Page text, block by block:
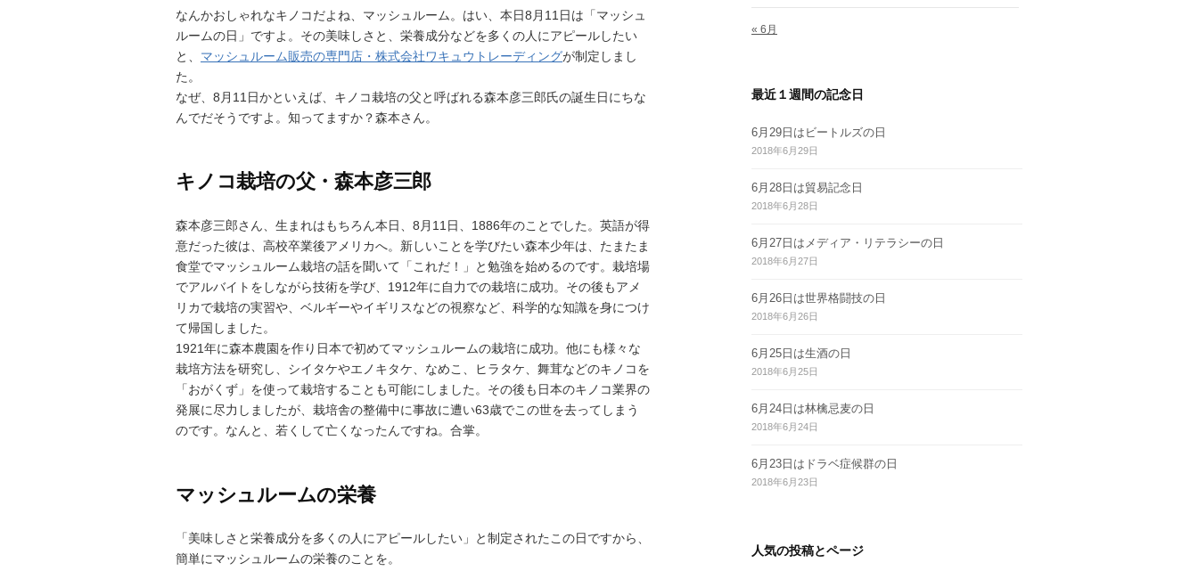
なんかおしゃれなキノコだよね、マッシュルーム。はい、本日8月11日は「マッシュ
ルームの日」ですよ。その美味しさと、栄養成分などを多くの人にアピールしたい
と、 マッシュルーム販売の専門店・株式会社ワキュウトレーディングが制定しまし
た。
なぜ、8月11日かといえば、キノコ栽培の父と呼ばれる森本彦三郎氏の誕生日にちな
んでだそうですよ。知ってますか？森本さん。
キノコ栽培の父・森本彦三郎
森本彦三郎さん、生まれはもちろん本日、8月11日、1886年のことでした。英語が得
意だった彼は、高校卒業後アメリカへ。新しいことを学びたい森本少年は、たまたま
食堂でマッシュルーム栽培の話を聞いて「これだ！」と勉強を始めるのです。栽培場
でアルバイトをしながら技術を学び、1912年に自力での栽培に成功。その後もアメ
リカで栽培の実習や、ベルギーやイギリスなどの視察など、科学的な知識を身につけ
て帰国しました。
1921年に森本農園を作り日本で初めてマッシュルームの栽培に成功。他にも様々な
栽培方法を研究し、シイタケやエノキタケ、なめこ、ヒラタケ、舞茸などのキノコを
「おがくず」を使って栽培することも可能にしました。その後も日本のキノコ業界の
発展に尽力しましたが、栽培舎の整備中に事故に遭い63歳でこの世を去ってしまう
のです。なんと、若くして亡くなったんですね。合掌。
マッシュルームの栄養
「美味しさと栄養成分を多くの人にアピールしたい」と制定されたこの日ですから、
簡単にマッシュルームの栄養のことを。
« 6月
最近１週間の記念日
6月29日はビートルズの日
2018年6月29日
6月28日は貿易記念日
2018年6月28日
6月27日はメディア・リテラシーの日
2018年6月27日
6月26日は世界格闘技の日
2018年6月26日
6月25日は生酒の日
2018年6月25日
6月24日は林檎忌麦の日
2018年6月24日
6月23日はドラベ症候群の日
2018年6月23日
人気の投稿とページ